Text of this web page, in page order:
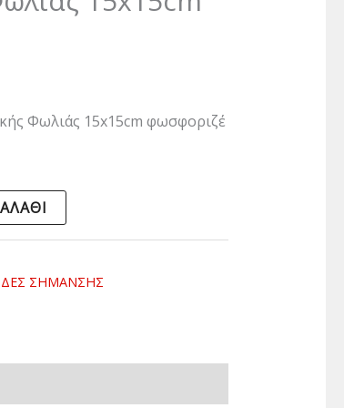
Φωλιάς 15x15cm φωσφοριζέ
ΣΗΜΑΝΣΗΣ